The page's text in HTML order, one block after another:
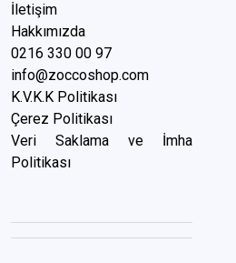
İletişim
Hakkımızda
0216 330 00 97
info@zoccoshop.com
K.V.K.K Politikası
Çerez Politikası
Veri Saklama ve İmha
Politikası